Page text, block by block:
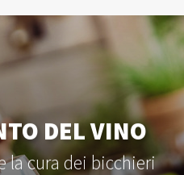
DEL VINO
la cura dei bicchieri